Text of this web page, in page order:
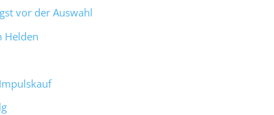
vor der Auswahl
Helden